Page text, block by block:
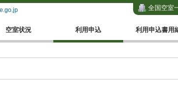
全国空室
空室状況 利用申込 利用申込書用